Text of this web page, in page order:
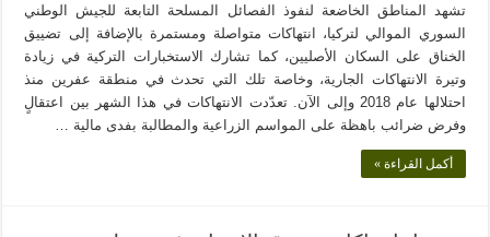
تشهد المناطق الخاضعة لنفوذ الفصائل المسلحة التابعة للجيش الوطني
السوري الموالي لتركيا، انتهاكات متواصلة ومستمرة بالإضافة إلى تضييق
الخناق على السكان الأصليين، كما تشارك الاستخبارات التركية في زيادة
وتيرة الانتهاكات الجارية، وخاصة تلك التي تحدث في منطقة عفرين منذ
احتلالها عام 2018 وإلى الآن. تعدّدت الانتهاكات في هذا الشهر بين اعتقالٍ
وفرض ضرائب باهظة على المواسم الزراعية والمطالبة بفدى مالية …
أكمل القراءة »